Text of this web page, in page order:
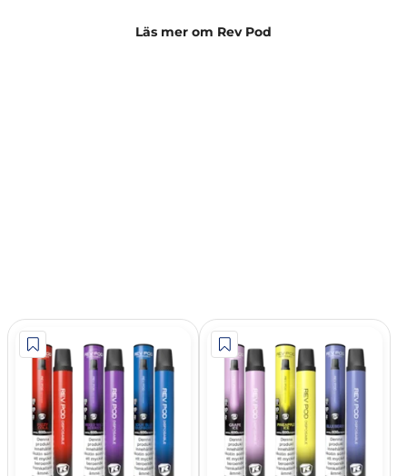
Läs mer om Rev Pod